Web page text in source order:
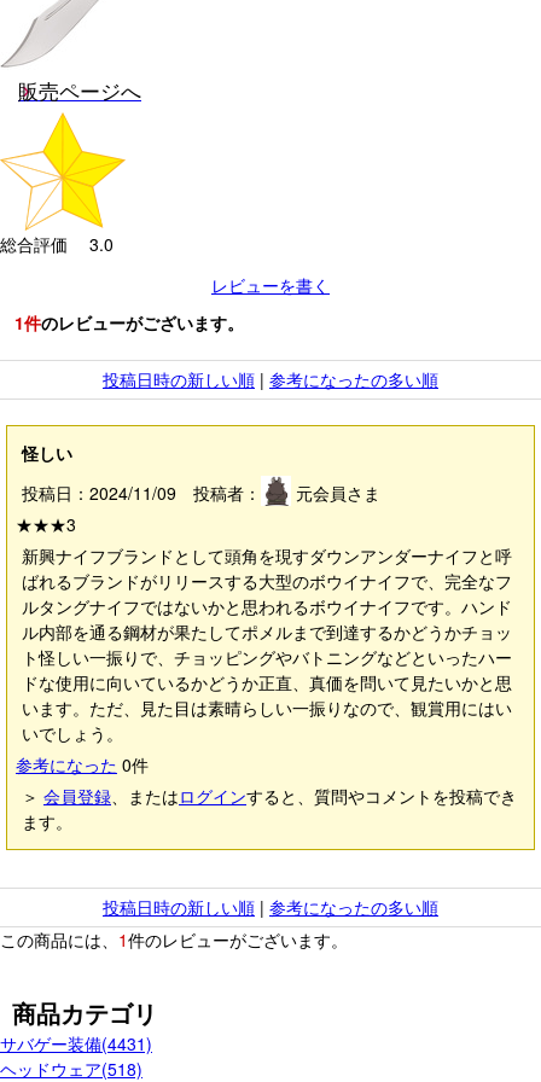
販売ページへ
総合評価 3.0
レビューを書く
1件のレビューがございます。
投稿日時の新しい順 | 参考になったの多い順
怪しい
投稿日：2024/11/09 投稿者：
元会員さま
★★★3
新興ナイフブランドとして頭角を現すダウンアンダーナイフと呼
ばれるブランドがリリースする大型のボウイナイフで、完全なフ
ルタングナイフではないかと思われるボウイナイフです。ハンド
ル内部を通る鋼材が果たしてポメルまで到達するかどうかチョッ
ト怪しい一振りで、チョッピングやバトニングなどといったハー
ドな使用に向いているかどうか正直、真価を問いて見たいかと思
います。ただ、見た目は素晴らしい一振りなので、観賞用にはい
いでしょう。
参考になった 0件
＞ 会員登録、またはログインすると、質問やコメントを投稿でき
ます。
投稿日時の新しい順 | 参考になったの多い順
この商品には、 1件のレビューがございます。
商品カテゴリ
サバゲー装備(4431)
ヘッドウェア(518)